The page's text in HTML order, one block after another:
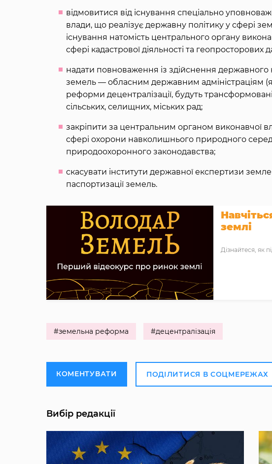
відмовитися від існування спеціально
влади, що реалізує державну політику у сфері
існування натомість центрального органу
сфері кадастрової діяльності та геопросторових
надати повноваження із здійснення
земель — обласним державним адміністраціям
реформи децентралізації, будуть
сільських, селищних, міських рад;
закріпити за центральним органом виконавчої
сфері охорони навколишнього природного
природоохоронного законодавства;
скасувати інститути державної експертизи
паспортизації земель.
землі
Дізнайтеся, як
#земельна реформа #децентралізація
КОМЕНТУВАТИ ПОДІЛИТИСЯ В СОЦМЕРЕЖАХ
Вибір редакції